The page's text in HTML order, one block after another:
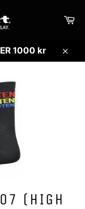
1000 kr
Lukk
(HIGH